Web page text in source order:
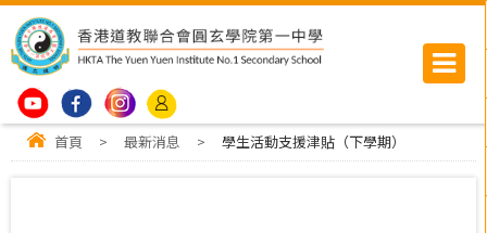
首頁 > 最新消息 > 學生活動支援津貼（下學期）